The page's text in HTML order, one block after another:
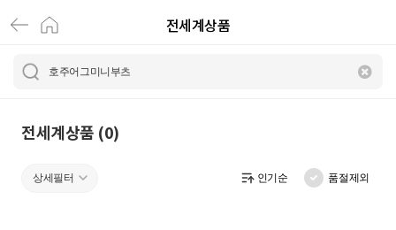
전
세
상
전세계상품
전세계상품 (0)
상세필터 인기순 품절제외